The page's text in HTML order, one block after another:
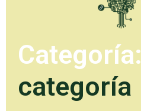
Categoría:
categoría